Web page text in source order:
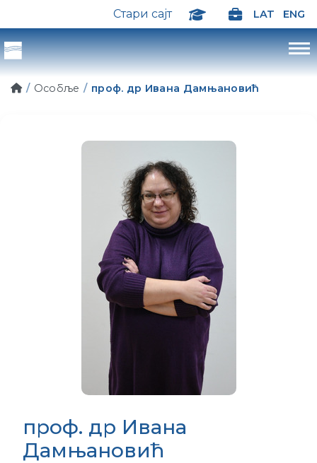
Стари сајт LAT ENG
Особље проф. др Ивана Дамњановић
проф. др Ивана
Дамњановић